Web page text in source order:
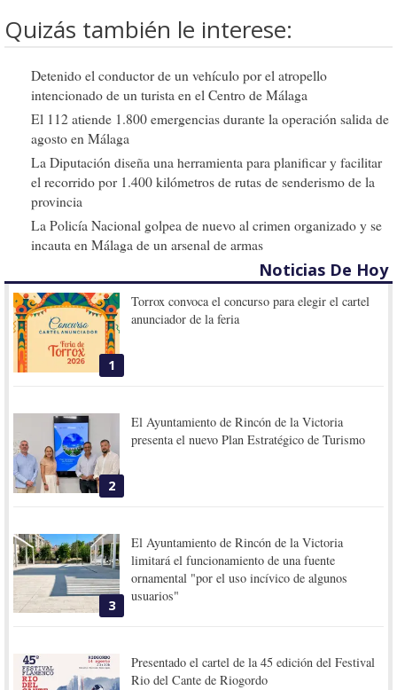
Quizás también le interese:
Detenido el conductor de un vehículo por el atropello
intencionado de un turista en el Centro de Málaga
El 112 atiende 1.800 emergencias durante la operación salida de
agosto en Málaga
La Diputación diseña una herramienta para planificar y facilitar
el recorrido por 1.400 kilómetros de rutas de senderismo de la
provincia
La Policía Nacional golpea de nuevo al crimen organizado y se
incauta en Málaga de un arsenal de armas
Noticias De Hoy
1
Torrox convoca el concurso para elegir el cartel
anunciador de la feria
2
El Ayuntamiento de Rincón de la Victoria
presenta el nuevo Plan Estratégico de Turismo
3
El Ayuntamiento de Rincón de la Victoria
limitará el funcionamiento de una fuente
ornamental "por el uso incívico de algunos
usuarios"
Presentado el cartel de la 45 edición del Festival
Rio del Cante de Riogordo